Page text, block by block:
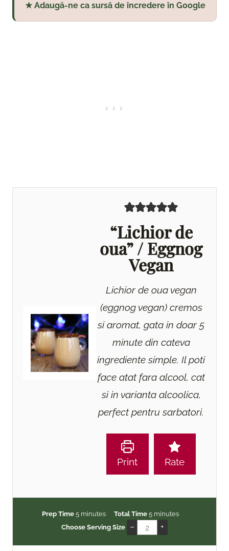
★ Adaugă-ne ca sursă de încredere în Google
“Lichior de
oua” / Eggnog
Vegan
Lichior de oua vegan
(eggnog vegan) cremos
si aromat, gata in doar 5
minute din cateva
ingrediente simple. Il poti
face atat fara alcool, cat
si in varianta alcoolica,
perfect pentru sarbatori.
Print Rate
Prep Time5m
i
minutes Total Time 5m
n
minutes
Choose Serving Size
– +